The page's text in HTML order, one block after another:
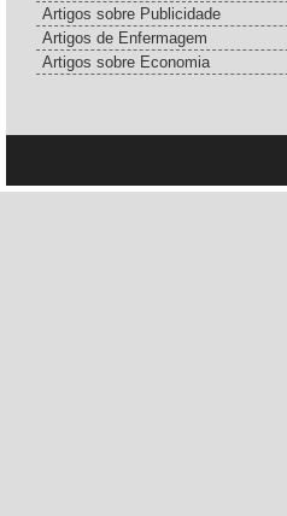
Artigos sobre Publicidade
Artigos de Enfermagem
Artigos sobre Economia